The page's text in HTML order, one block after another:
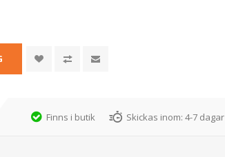
Finns i butik Skickas inom: 4-7 dagar